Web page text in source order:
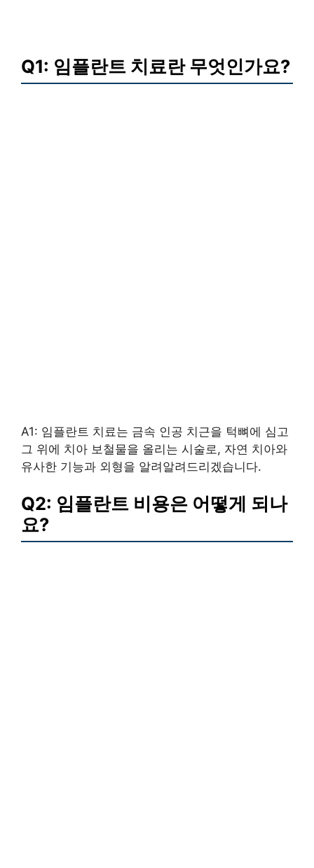
Q1: 임플란트 치료란 무엇인가요?
A1: 임플란트 치료는 금속 인공 치근을 턱뼈에 심고
그 위에 치아 보철물을 올리는 시술로, 자연 치아와
유사한 기능과 외형을 알려알려드리겠습니다.
Q2: 임플란트 비용은 어떻게 되나
요?